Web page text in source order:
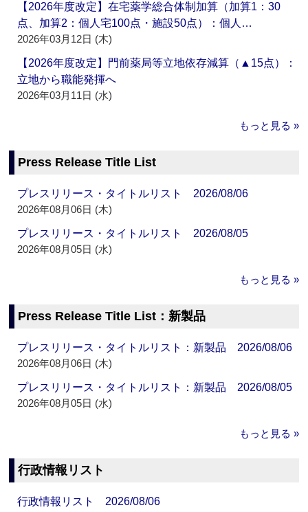
【2026年度改定】在宅薬学総合体制加算（加算1：30
点、加算2：個人宅100点・施設50点）：個人…
2026年03月12日 (木)
【2026年度改定】門前薬局等立地依存減算（▲15点）：
立地から職能発揮へ
2026年03月11日 (水)
もっと見る »
Press Release Title List
プレスリリース・タイトルリスト 2026/08/06
2026年08月06日 (木)
プレスリリース・タイトルリスト 2026/08/05
2026年08月05日 (水)
もっと見る »
Press Release Title List：新製品
プレスリリース・タイトルリスト：新製品 2026/08/06
2026年08月06日 (木)
プレスリリース・タイトルリスト：新製品 2026/08/05
2026年08月05日 (水)
もっと見る »
行政情報リスト
行政情報リスト 2026/08/06